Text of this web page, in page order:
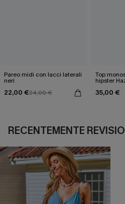
Pareo midi con lacci laterali
neri
22,00 €24,00 €
Top
hipster
35,00 €
RECENTEMENTE